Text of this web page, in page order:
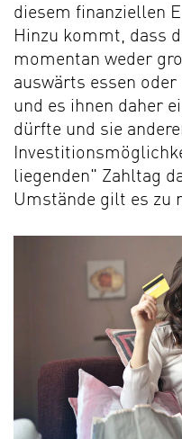
diesem finanziellen
Hinzu kommt, dass
momentan weder
auswärts essen
und es ihnen daher
dürfte und sie
liegenden" Zahltag
Umstände gilt es zu